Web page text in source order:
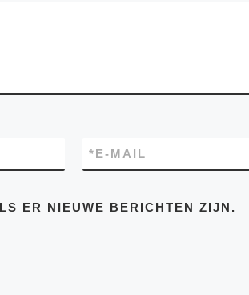
E-MAIL
*
ER NIEUWE BERICHTEN ZIJN.